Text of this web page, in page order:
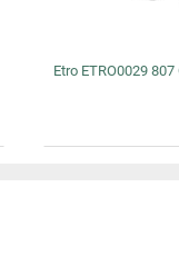
Etro ETRO0029